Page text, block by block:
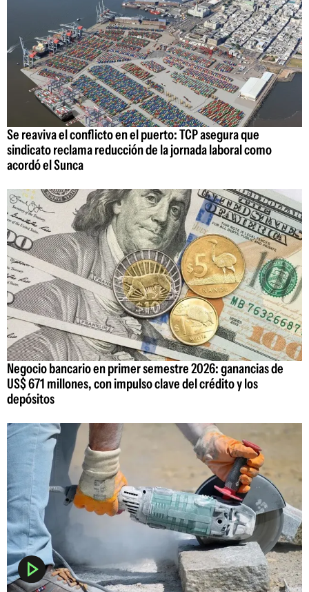
Se reaviva el conflicto en el puerto: TCP asegura que
sindicato reclama reducción de la jornada laboral como
acordó el Sunca
Negocio bancario en primer semestre 2026: ganancias de
US$ 671 millones, con impulso clave del crédito y los
depósitos